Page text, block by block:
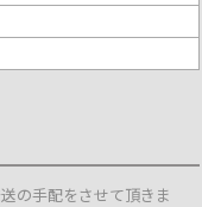
の手配をさせて頂きま